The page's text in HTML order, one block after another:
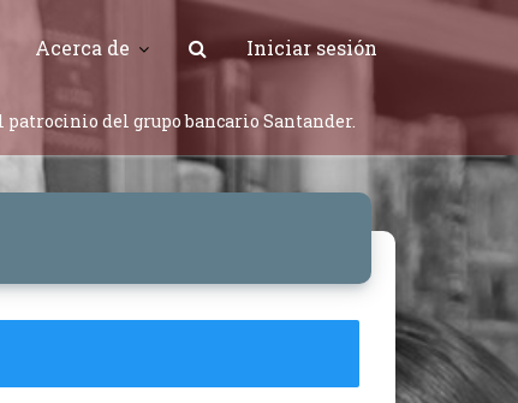
Acerca de Iniciar sesión
del grupo bancario Santander.